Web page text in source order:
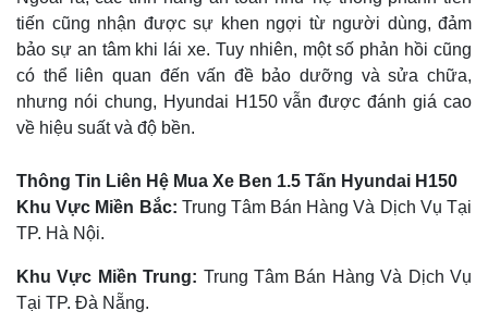
tiến cũng nhận được sự khen ngợi từ người dùng, đảm
bảo sự an tâm khi lái xe. Tuy nhiên, một số phản hồi cũng
có thể liên quan đến vấn đề bảo dưỡng và sửa chữa,
nhưng nói chung, Hyundai H150 vẫn được đánh giá cao
về hiệu suất và độ bền.
Thông Tin Liên Hệ Mua Xe Ben 1.5 Tấn Hyundai H150
Khu Vực Miền Bắc: Trung Tâm Bán Hàng Và Dịch Vụ Tại
TP. Hà Nội.
Khu Vực Miền Trung: Trung Tâm Bán Hàng Và Dịch Vụ
Tại TP. Đà Nẵng.